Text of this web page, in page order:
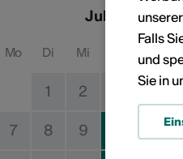
Juli 2025
Mo Di Mi Fr
1 2 4
7 8 9
Falls
und
Sie in